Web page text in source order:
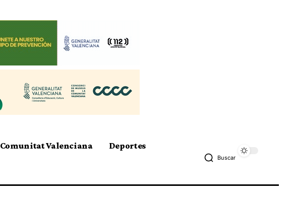
Comunitat Valenciana Deportes
Buscar